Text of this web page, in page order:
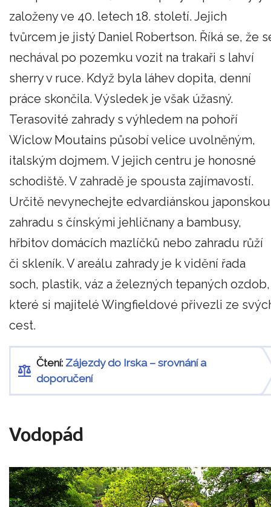
založeny ve 40. letech 18. století. Jejich
tvůrcem je jistý Daniel Robertson. Říká se, že
nechával po pozemku vozit na trakaři s lahví
sherry v ruce. Když byla láhev dopita, denní
práce skončila. Výsledek je však úžasný.
Terasovité zahrady s výhledem na pohoří
Wiclow Moutains působí velice uvolněným,
italským dojmem. V jejich centru je honosné
schodiště. V zahradě je spousta zajímavostí.
Určitě nevynechejte edvardiánskou japonskou
zahradu s čínskými jehličnany a bambusy,
hřbitov domácích mazlíčků nebo zahradu růží
či skleník. V areálu zahrady je k vidění řada
soch, plastik, váz a železných tepaných ozdob,
které si majitelé Wingfieldové přivezli ze
cest.
Čtení: Zájezdy do Irska – srovnání a
doporučení
Vodopád